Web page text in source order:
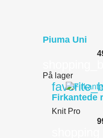
Piuma Uni
På lager
Firkantede
Knit Pro